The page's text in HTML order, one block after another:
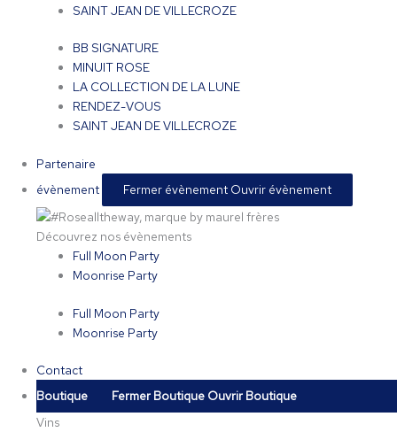
SAINT JEAN DE VILLECROZE
BB SIGNATURE
MINUIT ROSE
LA COLLECTION DE LA LUNE
RENDEZ-VOUS
SAINT JEAN DE VILLECROZE
Partenaire
évènement
Fermer évènement Ouvrir évènement
Découvrez nos évènements
Full Moon Party
Moonrise Party
Full Moon Party
Moonrise Party
Contact
Boutique
Fermer Boutique Ouvrir Boutique
Vins